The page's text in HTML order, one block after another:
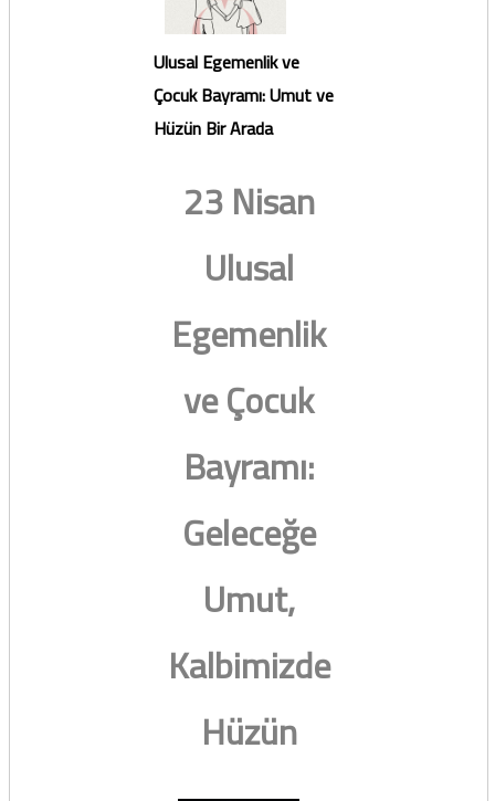
Ulusal Egemenlik ve
Çocuk Bayramı: Umut ve
Hüzün Bir Arada
23 Nisan
Ulusal
Egemenlik
ve Çocuk
Bayramı:
Geleceğe
Umut,
Kalbimizde
Hüzün